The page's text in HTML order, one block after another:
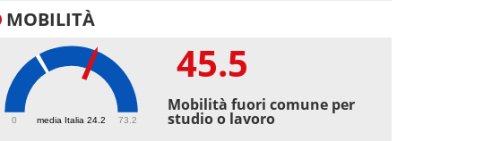
MOBILITÀ
media Italia 24.2
0 73.2
45.5
Mobilità fuori comune per
studio o lavoro